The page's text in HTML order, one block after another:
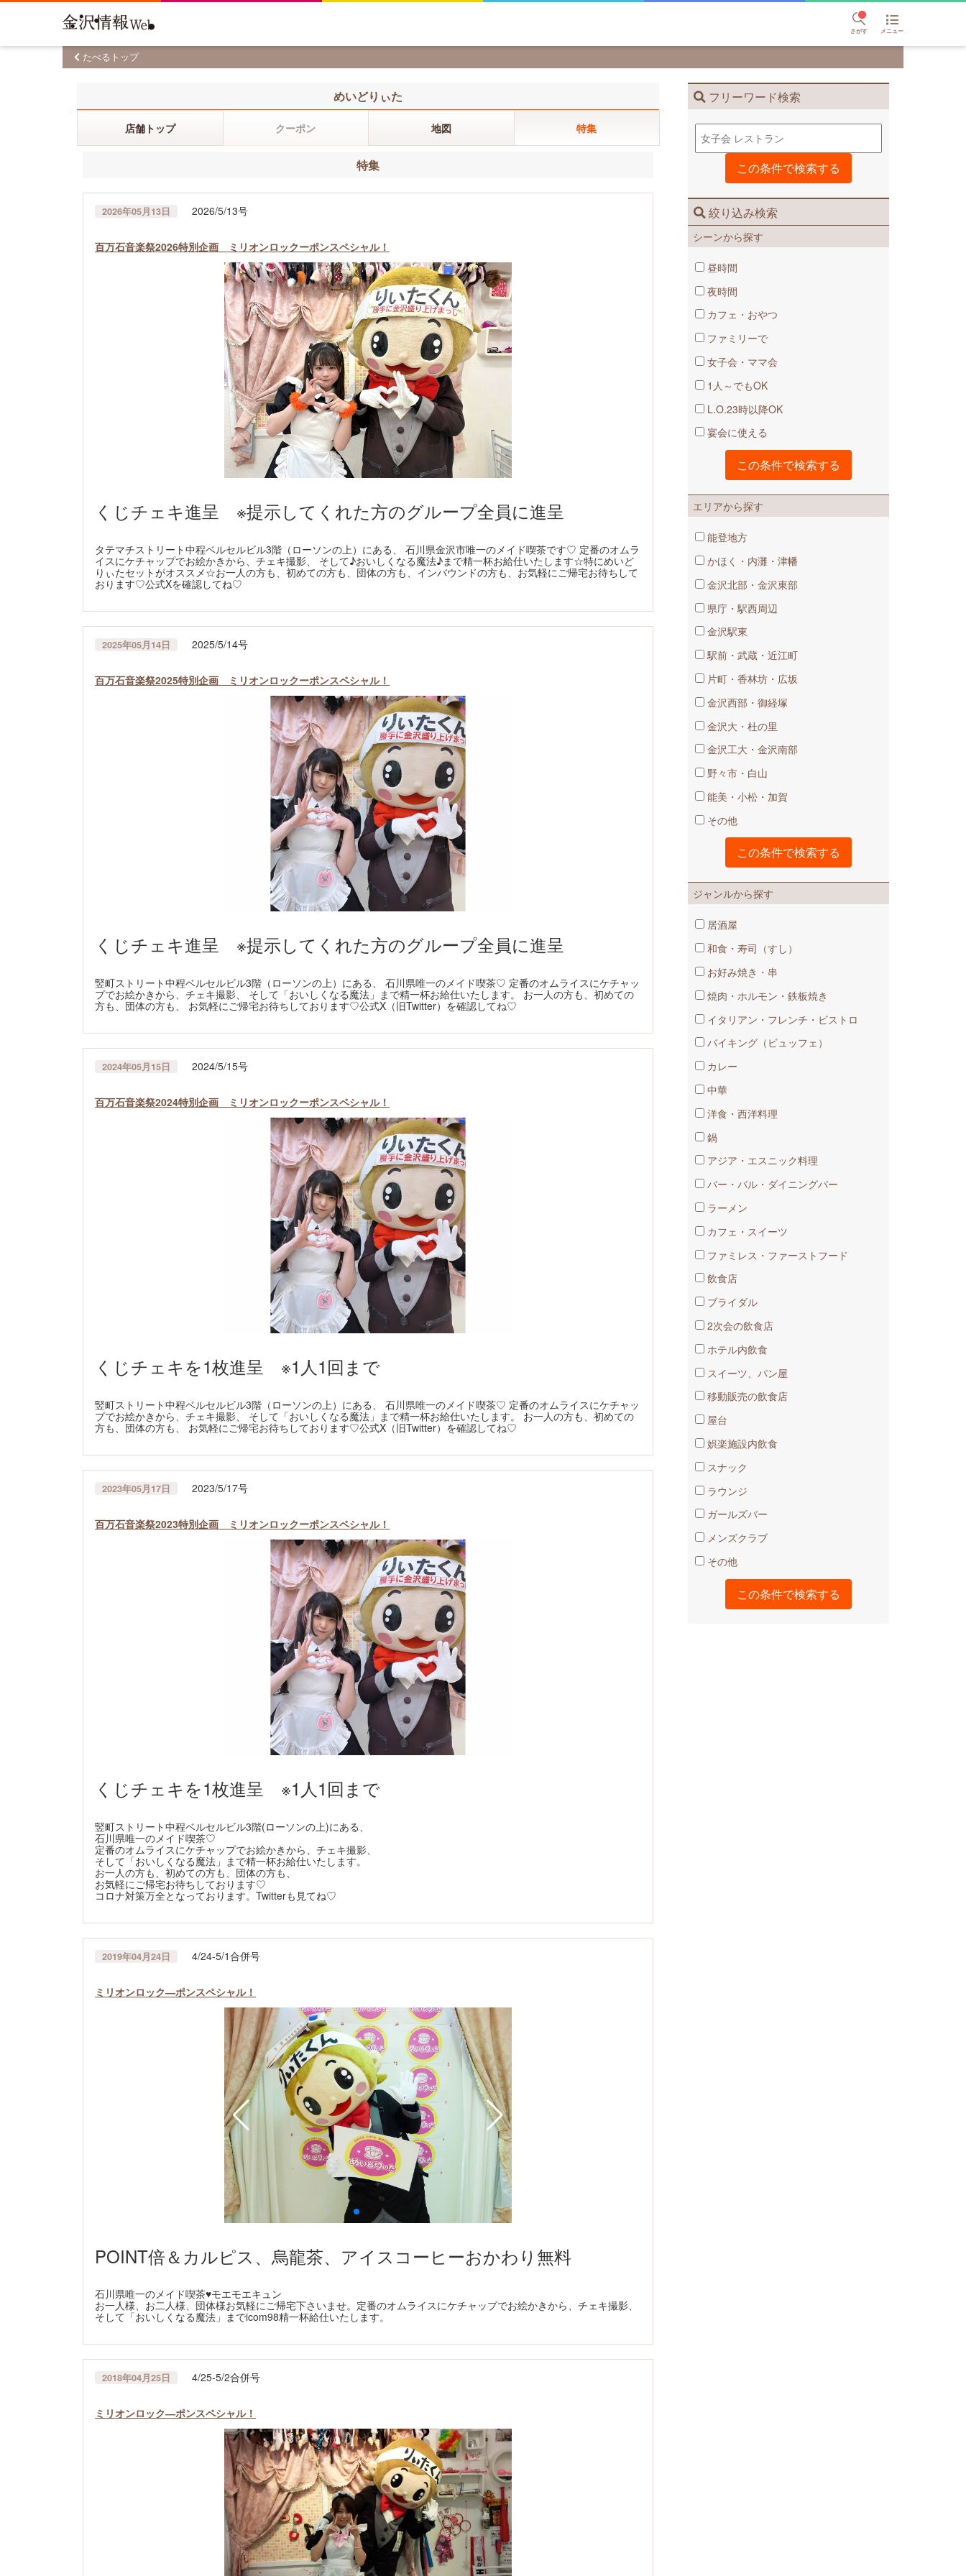
さがす メニュー
たべるトップ
フリーワード検索
絞り込み検索
シーンから探す
昼時間
夜時間
カフェ・おやつ
ファミリーで
女子会・ママ会
1人～でもOK
L.O.23時以降OK
宴会に使える
エリアから探す
能登地方
かほく・内灘・津幡
金沢北部・金沢東部
県庁・駅西周辺
金沢駅東
駅前・武蔵・近江町
片町・香林坊・広坂
金沢西部・御経塚
金沢大・杜の里
金沢工大・金沢南部
野々市・白山
能美・小松・加賀
その他
ジャンルから探す
居酒屋
和食・寿司（すし）
お好み焼き・串
焼肉・ホルモン・鉄板焼き
イタリアン・フレンチ・ビストロ
バイキング（ビュッフェ）
カレー
中華
洋食・西洋料理
鍋
アジア・エスニック料理
バー・バル・ダイニングバー
ラーメン
カフェ・スイーツ
ファミレス・ファーストフード
飲食店
ブライダル
2次会の飲食店
ホテル内飲食
スイーツ、パン屋
移動販売の飲食店
屋台
娯楽施設内飲食
スナック
ラウンジ
ガールズバー
メンズクラブ
その他
めいどりぃた
店舗トップ クーポン 地図 特集
特集
2026年05月13日 2026/5/13号
百万石音楽祭2026特別企画 ミリオンロックーポンスペシャル！
くじチェキ進呈 ※提示してくれた方のグループ全員に進呈
タテマチストリート中程ベルセルビル3階（ローソンの上）にある、 石川県金沢市唯一のメイド喫茶です♡ 定番のオムラ
イスにケチャップでお絵かきから、チェキ撮影、 そして♪おいしくなる魔法♪まで精一杯お給仕いたします☆特にめいど
りぃたセットがオススメ☆お一人の方も、初めての方も、団体の方も、インバウンドの方も、お気軽にご帰宅お待ちして
おります♡公式Xを確認してね♡
2025年05月14日 2025/5/14号
百万石音楽祭2025特別企画 ミリオンロックーポンスペシャル！
くじチェキ進呈 ※提示してくれた方のグループ全員に進呈
竪町ストリート中程ベルセルビル3階（ローソンの上）にある、 石川県唯一のメイド喫茶♡ 定番のオムライスにケチャッ
プでお絵かきから、チェキ撮影、 そして「おいしくなる魔法」まで精一杯お給仕いたします。 お一人の方も、初めての
方も、団体の方も、 お気軽にご帰宅お待ちしております♡公式X（旧Twitter）を確認してね♡
2024年05月15日 2024/5/15号
百万石音楽祭2024特別企画 ミリオンロックーポンスペシャル！
くじチェキを1枚進呈 ※1人1回まで
竪町ストリート中程ベルセルビル3階（ローソンの上）にある、 石川県唯一のメイド喫茶♡ 定番のオムライスにケチャッ
プでお絵かきから、チェキ撮影、 そして「おいしくなる魔法」まで精一杯お給仕いたします。 お一人の方も、初めての
方も、団体の方も、 お気軽にご帰宅お待ちしております♡公式X（旧Twitter）を確認してね♡
2023年05月17日 2023/5/17号
百万石音楽祭2023特別企画 ミリオンロックーポンスペシャル！
くじチェキを1枚進呈 ※1人1回まで
竪町ストリート中程ベルセルビル3階(ローソンの上)にある、
石川県唯一のメイド喫茶♡
定番のオムライスにケチャップでお絵かきから、チェキ撮影、
そして「おいしくなる魔法」まで精一杯お給仕いたします。
お一人の方も、初めての方も、団体の方も、
お気軽にご帰宅お待ちしております♡
コロナ対策万全となっております。Twitterも見てね♡
2019年04月24日 4/24-5/1合併号
ミリオンロック―ポンスペシャル！
POINT倍＆カルピス、烏龍茶、アイスコーヒーおかわり無料
石川県唯一のメイド喫茶♥モエモエキュン
お一人様、お二人様、団体様お気軽にご帰宅下さいませ。定番のオムライスにケチャップでお絵かきから、チェキ撮影、
そして「おいしくなる魔法」までicom98精一杯給仕いたします。
2018年04月25日 4/25-5/2合併号
ミリオンロック―ポンスペシャル！